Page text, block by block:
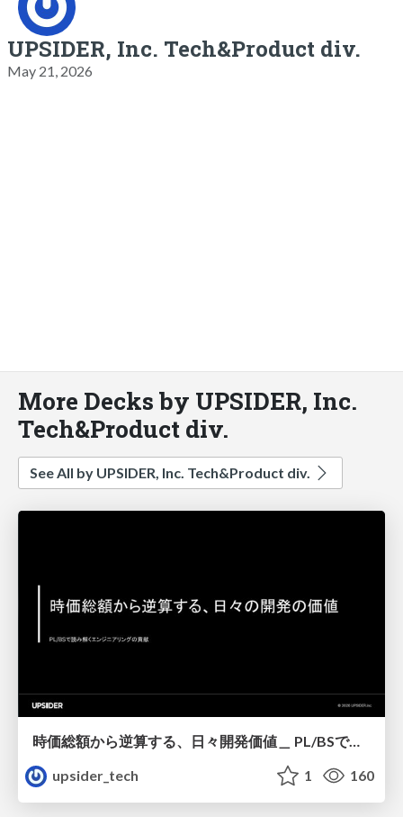
UPSIDER, Inc. Tech&Product div.
May 21, 2026
More Decks by UPSIDER, Inc.
Tech&Product div.
See All by UPSIDER, Inc. Tech&Product div.
時価総額から逆算する、日々開発価値＿ PL/BSで読み解くエンジニアリング貢献＿Kinsho
upsider_tech
1 160